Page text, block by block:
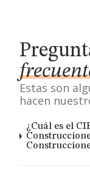
Estas son
hacen
¿Cuál es el